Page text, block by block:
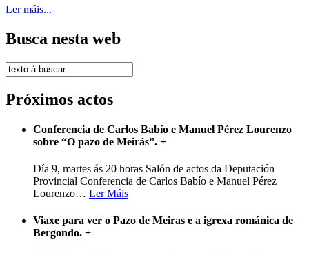
Ler máis...
Busca nesta web
Próximos actos
Conferencia de Carlos Babío e Manuel Pérez Lourenzo
sobre “O pazo de Meirás”. +
Día 9, martes ás 20 horas Salón de actos da Deputación
Provincial Conferencia de Carlos Babío e Manuel Pérez
Lourenzo… Ler Máis
Viaxe para ver o Pazo de Meiras e a igrexa románica de
Bergondo. +